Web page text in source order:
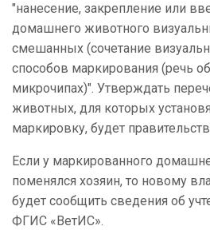
"нанесение, закрепление или
домашнего животного
смешанных (сочетание
способов маркирования (речь
микрочипах)". Утверждать
животных, для которых
маркировку, будет
Если у маркированного
поменялся хозяин, то новому
будет сообщить сведения об
ФГИС «ВетИС».